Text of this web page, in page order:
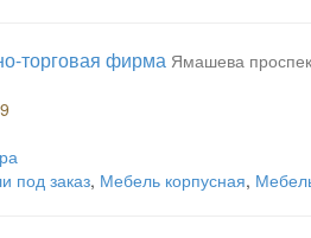
торговая фирма Ямашева
под заказ, Мебель корпусная,